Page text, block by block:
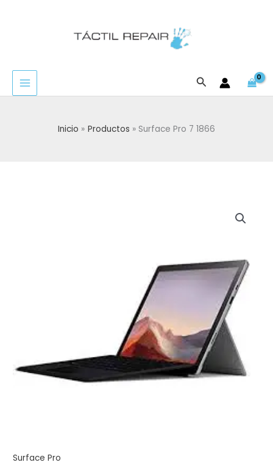
Buscar
Inicio Productos Surface Pro 7 1866
Surface Pro